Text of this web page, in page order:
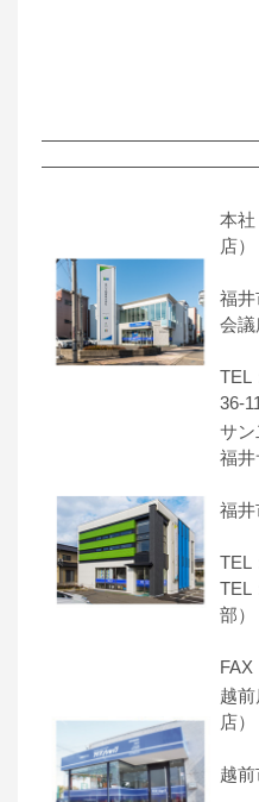
本
店）
福井
会議
TEL
36-
サ
福井
福井
TEL
TEL
部）
FAX
越
店）
越